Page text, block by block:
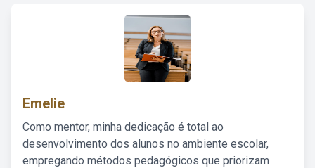
Emelie
Como mentor, minha dedicação é total ao
desenvolvimento dos alunos no ambiente escolar,
empregando métodos pedagógicos que priorizam